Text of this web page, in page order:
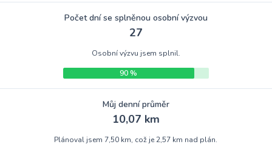
Počet dní se splněnou osobní výzvou
27
Osobní výzvu jsem splnil.
90 %
Můj denní průměr
10,07 km
Plánoval jsem 7,50 km, což je 2,57 km nad plán.